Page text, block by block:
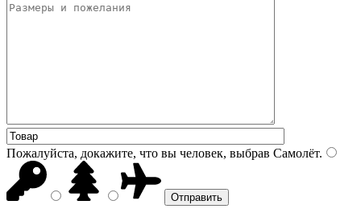
Пожалуйста, докажите, что вы человек, выбрав Самолёт.